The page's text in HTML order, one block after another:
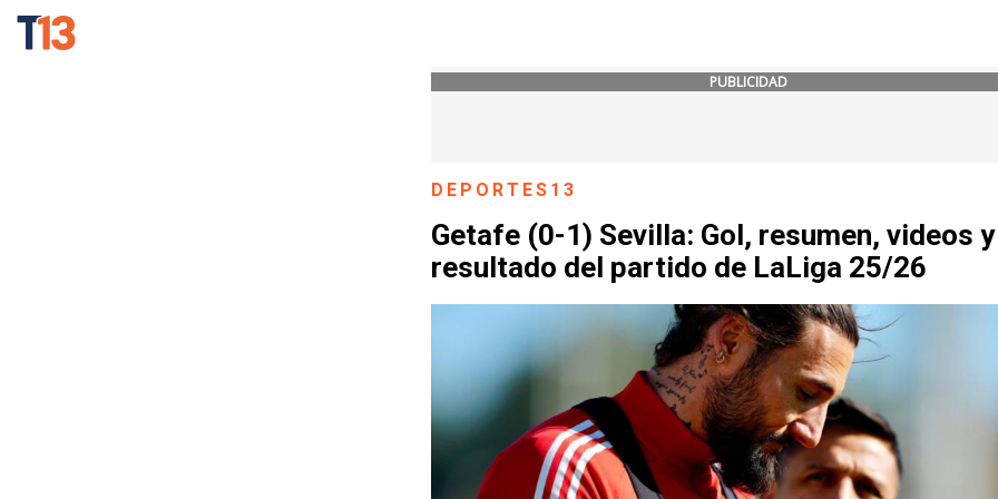
PUBLICIDAD
DEPORTES13
Getafe (0-1) Sevilla: Gol, resumen, videos y
resultado del partido de LaLiga 25/26